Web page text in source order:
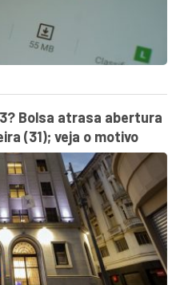
Bolsa atrasa abertura
(31); veja o motivo